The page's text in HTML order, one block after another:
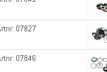
07827
07846